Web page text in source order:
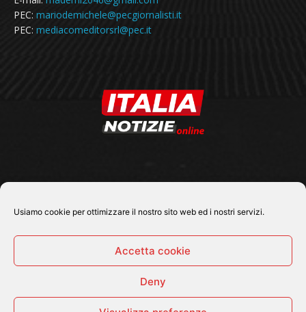
Usiamo cookie per ottimizzare il nostro sito web ed i nostri servizi.
Accetta cookie
Deny
PEC: mariodemichele@pecgiornalisti.it
PEC: mediacomeditorsrl@pec.it
© 2026 Tutti i diritti riservati - Italia Notizie .online |